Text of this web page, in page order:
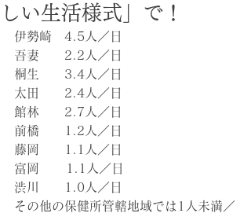
しい生活様式」で！
伊勢崎　4.5人／日
吾妻　　2.2人／日
桐生　　3.4人／日
太田　　2.4人／日
館林　　2.7人／日
前橋　　1.2人／日
藤岡　　1.1人／日
富岡　   1.1人／日
渋川　　1.0人／日
その他の保健所管轄地域では1人未満／